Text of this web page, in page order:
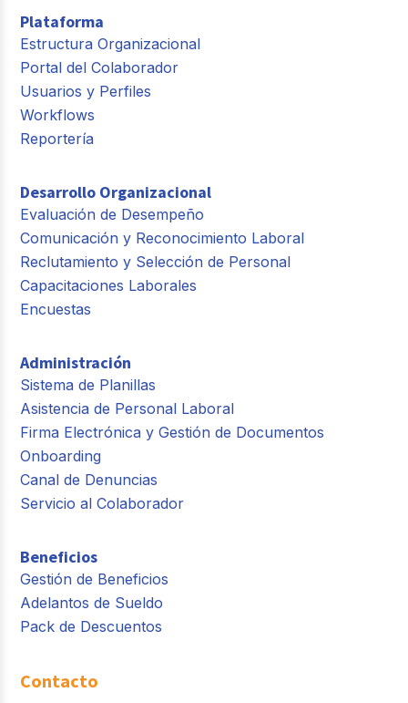
Plataforma
Estructura Organizacional
Portal del Colaborador
Usuarios y Perfiles
Workflows
Reportería
Desarrollo Organizacional
Evaluación de Desempeño
Comunicación y Reconocimiento Laboral
Reclutamiento y Selección de Personal
Capacitaciones Laborales
Encuestas
Administración
Sistema de Planillas
Asistencia de Personal Laboral
Firma Electrónica y Gestión de Documentos
Onboarding
Canal de Denuncias
Servicio al Colaborador
Beneficios
Gestión de Beneficios
Adelantos de Sueldo
Pack de Descuentos
Contacto